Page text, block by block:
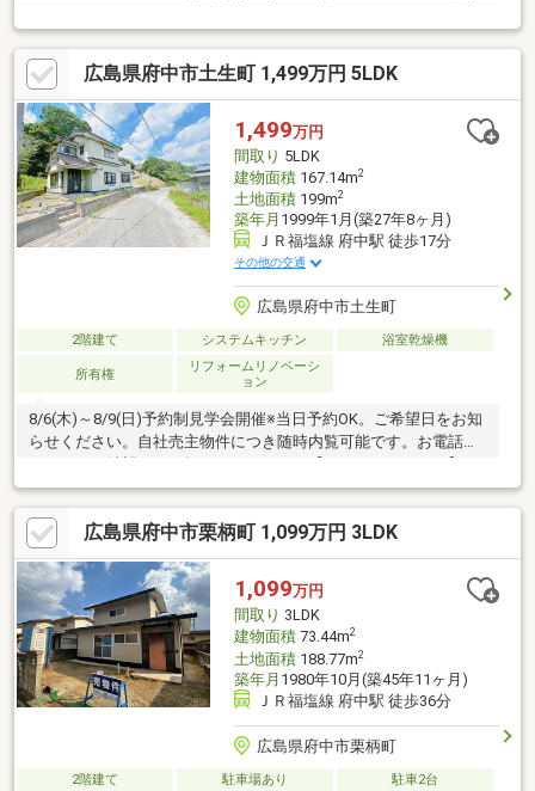
ローンを通してきた実績があります。◆府中市・福山市内を中心
に、数多くのの仲介物件を取り扱っております。 新築戸建てだ
けでなく、中古戸建、中古マンション、売土地など幅広くご紹介
できます♪ ＨＰにもたくさん掲載しております。◆LINEから
でもお問い合わせ頂けます♪ 友達追加→『@582hulsx』でID検
索！！
広島県府中市土生町 1,499万円 5LDK
1,499万円
間取り 5LDK
建物面積167.14m2
土地面積199m2
築年月 1999年1月(築27年8ヶ月)
ＪＲ福塩線 府中駅 徒歩17分
その他の交通
広島県府中市土生町
2階建て システムキッチン 浴室乾燥機
所有権
リフォームリノベーシ
ョン
8/6(木)～8/9(日)予約制見学会開催※当日予約OK。ご希望日をお知
らせください。自社売主物件につき随時内覧可能です。お電話か
本物件は条件により住宅ローン減税が適用されます。・雨漏り、
構造上主要な部分の欠陥や・腐食、給排水管の故障や漏水につい
てお引渡しより２年間保証。・シロアリ防除工事施工後5年間保
証。・お客様に合わせたローンの組み方や金融機関をご提案。
【周辺施設】・南小学校まで約950ｍ（徒歩約11分）・第一中学
校まで約800ｍ（徒歩約10分）・ハローズ府中店様まで約2000ｍ
（徒歩
広島県府中市栗柄町 1,099万円 3LDK
1,099万円
間取り 3LDK
建物面積73.44m2
土地面積188.77m2
築年月 1980年10月(築45年11ヶ月)
ＪＲ福塩線 府中駅 徒歩36分
広島県府中市栗柄町
2階建て 駐車場あり 駐車2台